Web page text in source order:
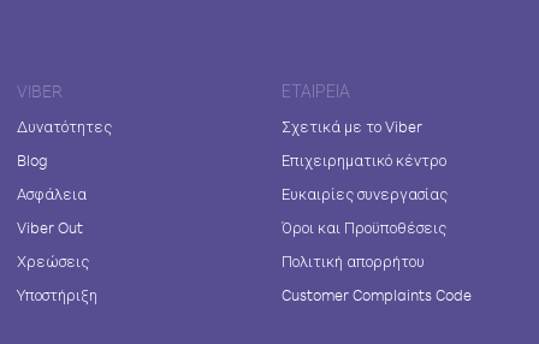
VIBER
Δυνατότητες
Blog
Ασφάλεια
Viber Out
Χρεώσεις
Υποστήριξη
ΕΤΑΙΡΕΊΑ
Σχετικά με το Viber
Επιχειρηματικό κέντρο
Ευκαιρίες συνεργασίας
Όροι και Προϋποθέσεις
Πολιτική απορρήτου
Customer Complaints Code